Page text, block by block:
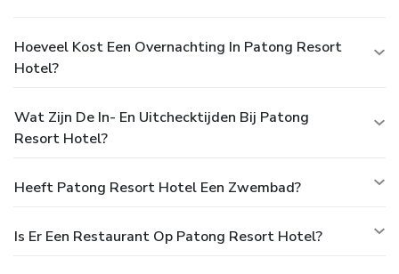
Hoeveel Kost Een Overnachting In Patong Resort
Hotel?
Wat Zijn De In- En Uitchecktijden Bij Patong
Resort Hotel?
Heeft Patong Resort Hotel Een Zwembad?
Is Er Een Restaurant Op Patong Resort Hotel?